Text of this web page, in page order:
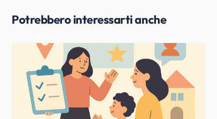
Potrebbero interessarti anche